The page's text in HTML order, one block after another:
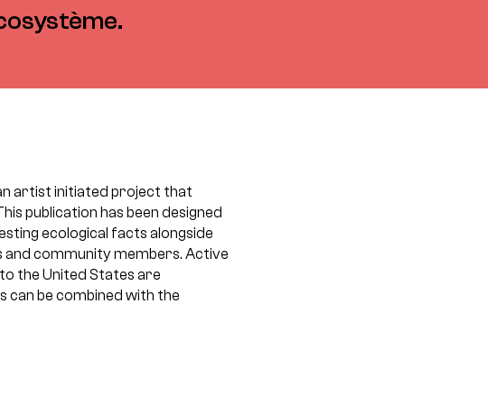
artist initiated project that
publication has been designed
ecological facts alongside
community members. Active
the United States are
can be combined with the